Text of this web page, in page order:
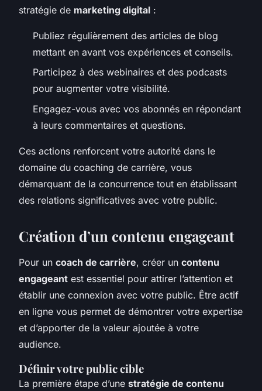
stratégie de marketing digital :
Publiez régulièrement des articles de blog
mettant en avant vos expériences et conseils.
Participez à des webinaires et des podcasts
pour augmenter votre visibilité.
Engagez-vous avec vos abonnés en répondant
à leurs commentaires et questions.
Ces actions renforcent votre autorité dans le
domaine du coaching de carrière, vous
démarquant de la concurrence tout en établissant
des relations significatives avec votre public.
Création d’un contenu engageant
Pour un coach de carrière, créer un contenu
engageant est essentiel pour attirer l’attention et
établir une connexion avec votre public. Être actif
en ligne vous permet de démontrer votre expertise
et d’apporter de la valeur ajoutée à votre
audience.
Définir votre public cible
La première étape d’une stratégie de contenu